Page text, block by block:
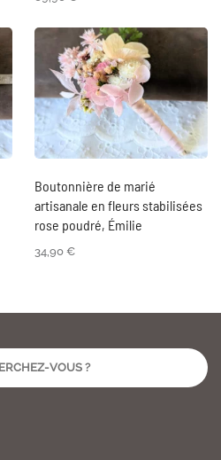
Boutonnière de marié
artisanale en fleurs stabilisées
rose poudré, Émilie
34,90 €